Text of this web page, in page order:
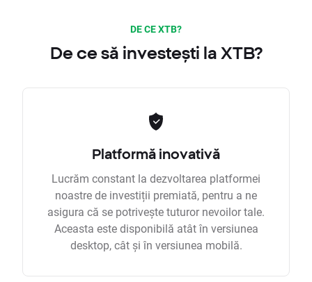
DE CE XTB?
De ce să investești la XTB?
Platformă inovativă
Lucrăm constant la dezvoltarea platformei
noastre de investiții premiată, pentru a ne
asigura că se potrivește tuturor nevoilor tale.
Aceasta este disponibilă atât în versiunea
desktop, cât și în versiunea mobilă.